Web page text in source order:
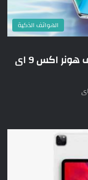
الهواتف الذكية
5 أسباب تدفعك إلى شراء هاتف هونر اكس 9 اى